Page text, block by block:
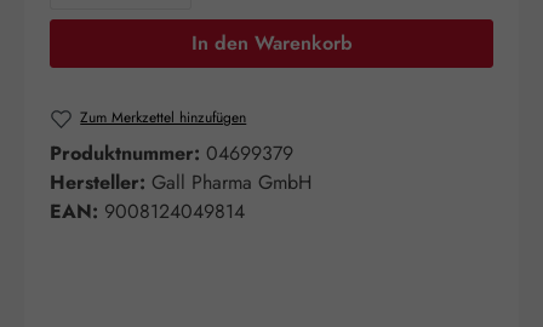
In den Warenkorb
Zum Merkzettel hinzufügen
Produktnummer: 04699379
Hersteller: Gall Pharma GmbH
EAN: 9008124049814